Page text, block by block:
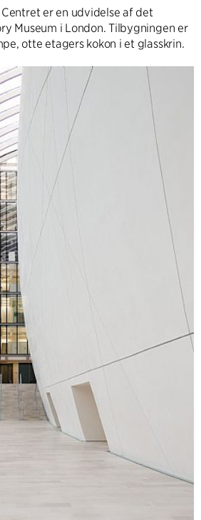
er en udvidelse af det
Museum i London. Tilbygningen er
otte etagers kokon i et glasskrin.